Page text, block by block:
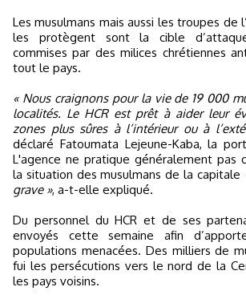
Les musulmans mais aussi les troupes de
les protègent sont la cible
commises par des milices chrétiennes
tout le pays.
« Nous craignons pour la vie de 19 000
localités. Le HCR est prêt à aider leur
zones plus sûres à l’intérieur ou à
déclaré Fatoumata Lejeune-Kaba, la
L'agence ne pratique généralement pas
la situation des musulmans de la capitale
grave », a-t-elle expliqué.
Du personnel du HCR et de ses
envoyés cette semaine afin
populations menacées. Des milliers de
fui les persécutions vers le nord de la
les pays voisins.